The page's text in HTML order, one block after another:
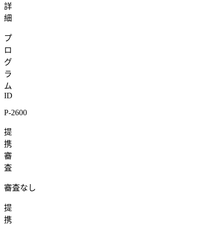
詳
細
プ
ロ
グ
ラ
ム
ID
P-2600
提
携
審
査
審査なし
提
携